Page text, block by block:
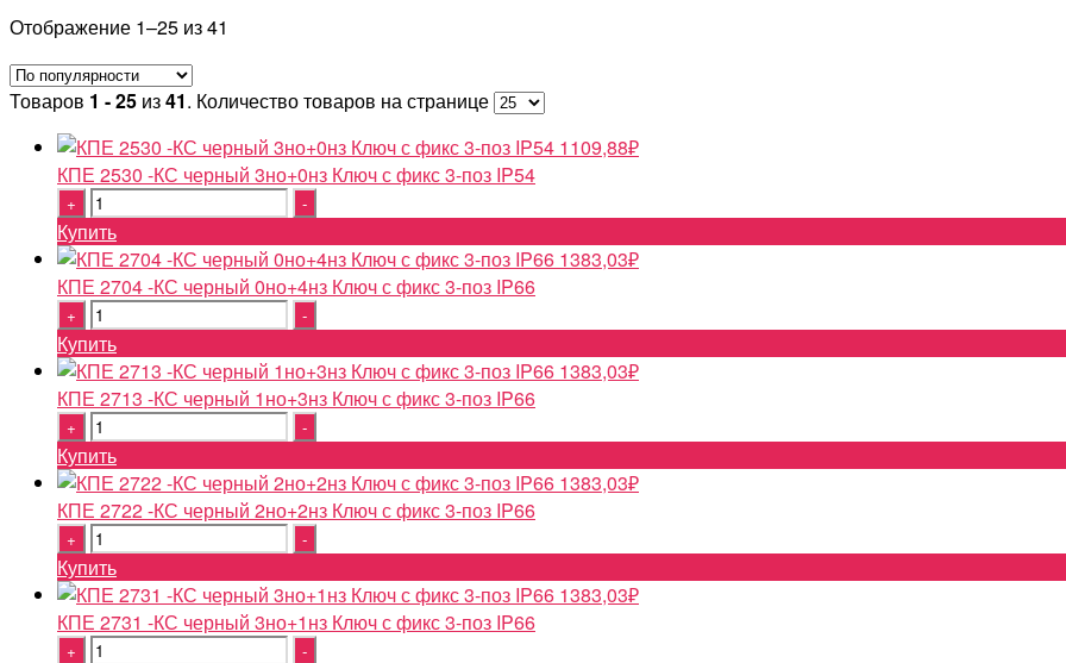
Отображение 1–25 из 41
Товаров 1 - 25 из41. Количество товаров на странице
1109,88₽
КПЕ 2530 -КС черный 3но+0нз Ключ с фикс 3-поз IP54
Quantity
Купить
1383,03₽
КПЕ 2704 -КС черный 0но+4нз Ключ с фикс 3-поз IP66
Quantity
Купить
1383,03₽
КПЕ 2713 -КС черный 1но+3нз Ключ с фикс 3-поз IP66
Quantity
Купить
1383,03₽
КПЕ 2722 -КС черный 2но+2нз Ключ с фикс 3-поз IP66
Quantity
Купить
1383,03₽
КПЕ 2731 -КС черный 3но+1нз Ключ с фикс 3-поз IP66
Quantity